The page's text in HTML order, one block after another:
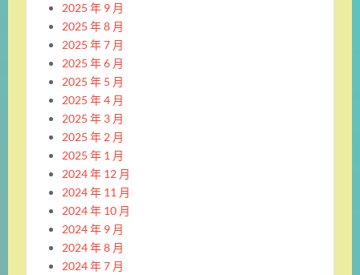
2025 年 9 月
2025 年 8 月
2025 年 7 月
2025 年 6 月
2025 年 5 月
2025 年 4 月
2025 年 3 月
2025 年 2 月
2025 年 1 月
2024 年 12 月
2024 年 11 月
2024 年 10 月
2024 年 9 月
2024 年 8 月
2024 年 7 月